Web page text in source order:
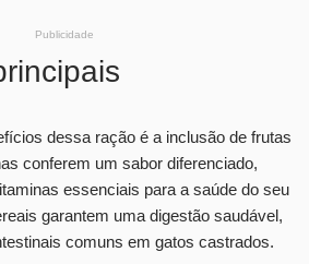
Publicidade
dessa ração é a inclusão de frutas
conferem um sabor diferenciado,
essenciais para a saúde do seu
garantem uma digestão saudável,
comuns em gatos castrados.